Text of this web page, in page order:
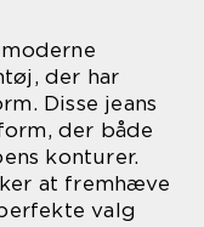
der har
Disse jeans
der både
konturer.
at fremhæve
valg